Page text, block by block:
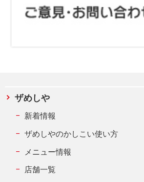
ザめしや
新着情報
ザめしやのかしこい使い方
メニュー情報
店舗一覧